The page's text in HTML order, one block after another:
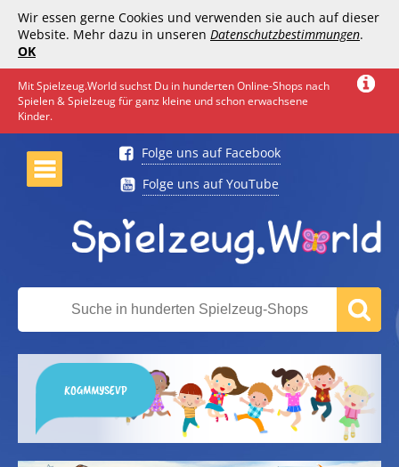
Wir essen gerne Cookies und verwenden sie auch auf dieser
Website. Mehr dazu in unseren Datenschutzbestimmungen.
OK
Mit Spielzeug.World suchst Du in hunderten Online-Shops nach
Spielen & Spielzeug für ganz kleine und schon erwachsene
Kinder.
Folge uns auf Facebook
Folge uns auf YouTube
KOGMMYSEVP